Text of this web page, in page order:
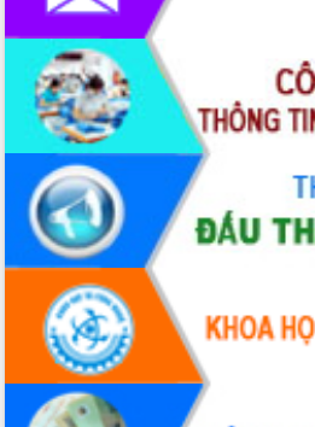
Xã Ea Phê gắn cải cách hành chính với
chuyển đổi số
Phó Chủ tịch Thường trực UBND tỉnh
Hồ Thị Nguyên Thảo làm việc tại Trung
tâm Phục vụ hành chính công xã Ea
Xây dựng nền hành chính số đồng
hành cùng nông dân dân, doanh nghiệp
Giai đoạn 2026-2030, Đắk Lắk phấn
đấu có 77% xã đạt chuẩn nông thôn
mới
Chuyển đổi số 'mở đường' cho nông
nghiệp Đắk Lắk tăng trưởng bứt phá
Triển khai đồng bộ đo đạc, lập hồ sơ
địa chính, hoàn thiện cơ sở dữ liệu đất
đai